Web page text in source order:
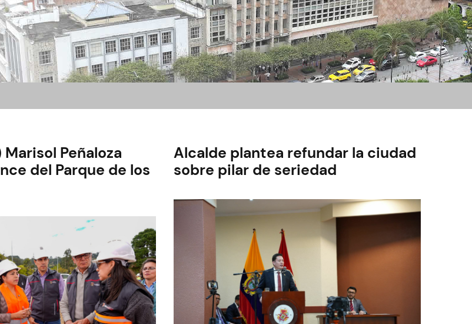
Peñaloza
del Parque de los
Alcalde plantea refundar la ciudad
sobre pilar de seriedad